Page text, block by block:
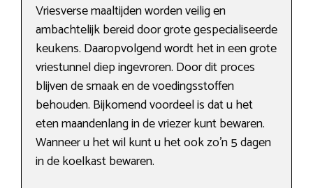
Vriesverse maaltijden worden veilig en
ambachtelijk bereid door grote gespecialiseerde
keukens. Daaropvolgend wordt het in een grote
vriestunnel diep ingevroren. Door dit proces
blijven de smaak en de voedingsstoffen
behouden. Bijkomend voordeel is dat u het
eten maandenlang in de vriezer kunt bewaren.
Wanneer u het wil kunt u het ook zo’n 5 dagen
in de koelkast bewaren.